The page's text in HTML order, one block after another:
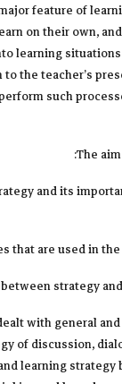
feature of
on their own,
learning
the teacher’s
such
The
and its
that are used in
with general
of discussion,
learning strategy